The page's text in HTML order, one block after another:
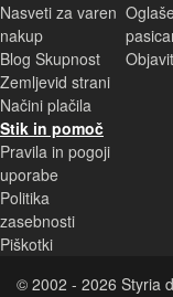
Nasveti za varen
nakup
Blog Skupnost
Zemljevid strani
Načini plačila
Stik in pomoč
Pravila in pogoji
uporabe
Politika
zasebnosti
Piškotki
© 2002 - 2026 Styria